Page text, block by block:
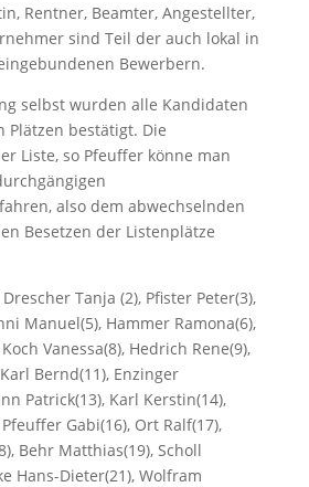
Rentner, Beamter, Angestellter,
sind Teil der auch lokal in
Bewerbern.
selbst wurden alle Kandidaten
Plätzen bestätigt. Die
Liste, so Pfeuffer könne man
also dem abwechselnden
Besetzen der Listenplätze
Tanja (2), Pfister Peter(3),
Manuel(5), Hammer Ramona(6),
Vanessa(8), Hedrich Rene(9),
Bernd(11), Enzinger
Patrick(13), Karl Kerstin(14),
Gabi(16), Ort Ralf(17),
Behr Matthias(19), Scholl
Hans-Dieter(21), Wolfram